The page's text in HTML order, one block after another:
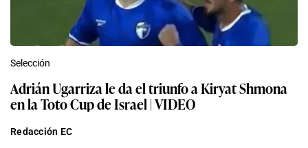
Selección
Adrián Ugarriza le da el triunfo a Kiryat Shmona
en la Toto Cup de Israel | VIDEO
Redacción EC